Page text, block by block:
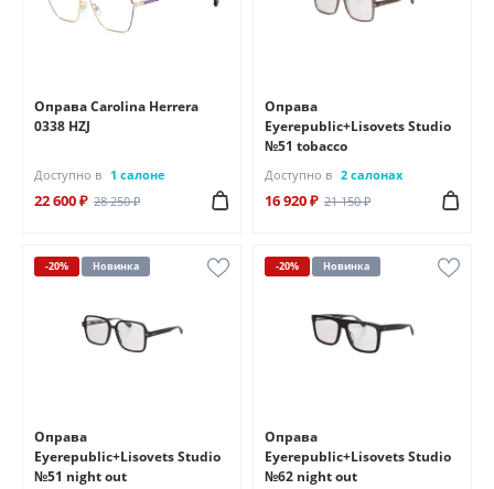
Оправа Carolina Herrera
0338 HZJ
Доступно в 1 салоне
22 600 ₽ 28 250 ₽
Оправа
Eyerepublic+Lisovets Studio
№51 tobacco
Доступно в 2 салонах
16 920 ₽ 21 150 ₽
-20% Новинка
Оправа
Eyerepublic+Lisovets Studio
№51 night out
-20% Новинка
Оправа
Eyerepublic+Lisovets Studio
№62 night out